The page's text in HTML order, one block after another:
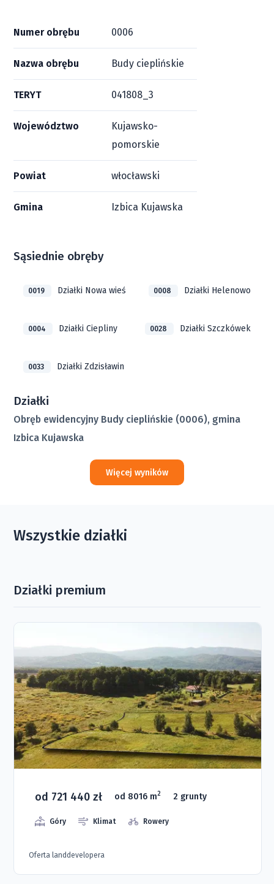
Numer obrębu 0006
Nazwa obrębu Budy cieplińskie
TERYT 041808_3
Województwo
Kujawsko-
pomorskie
Powiat włocławski
Gmina Izbica Kujawska
Sąsiednie obręby
0019 Działki Nowa wieś 0008 Działki Helenowo
0004 Działki Ciepliny 0028 Działki Szczkówek
0033 Działki Zdzisławin
Działki
Obręb ewidencyjny Budy cieplińskie (0006), gmina
Izbica Kujawska
Więcej wyników
Wszystkie działki
Działki premium
od 721 440 zł od 8016 m2 2 grunty
Góry Klimat Rowery
Oferta landdevelopera